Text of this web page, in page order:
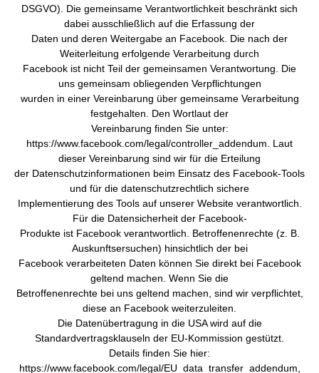
DSGVO). Die gemeinsame Verantwortlichkeit beschränkt sich
dabei ausschließlich auf die Erfassung der
Daten und deren Weitergabe an Facebook. Die nach der
Weiterleitung erfolgende Verarbeitung durch
Facebook ist nicht Teil der gemeinsamen Verantwortung. Die
uns gemeinsam obliegenden Verpflichtungen
wurden in einer Vereinbarung über gemeinsame Verarbeitung
festgehalten. Den Wortlaut der
Vereinbarung finden Sie unter:
https://www.facebook.com/legal/controller_addendum. Laut
dieser Vereinbarung sind wir für die Erteilung
der Datenschutzinformationen beim Einsatz des Facebook-Tools
und für die datenschutzrechtlich sichere
Implementierung des Tools auf unserer Website verantwortlich.
Für die Datensicherheit der Facebook-
Produkte ist Facebook verantwortlich. Betroffenenrechte (z. B.
Auskunftsersuchen) hinsichtlich der bei
Facebook verarbeiteten Daten können Sie direkt bei Facebook
geltend machen. Wenn Sie die
Betroffenenrechte bei uns geltend machen, sind wir verpflichtet,
diese an Facebook weiterzuleiten.
Die Datenübertragung in die USA wird auf die
Standardvertragsklauseln der EU-Kommission gestützt.
Details finden Sie hier:
https://www.facebook.com/legal/EU_data_transfer_addendum,